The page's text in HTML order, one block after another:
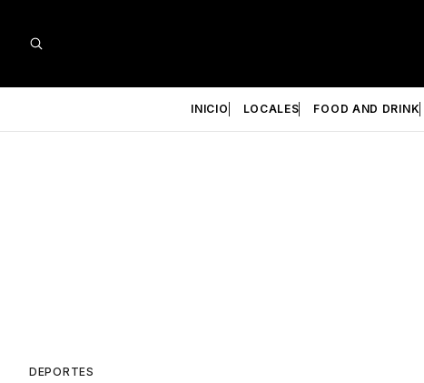
INICIO LOCALES FOOD AND DRINK
DEPORTES